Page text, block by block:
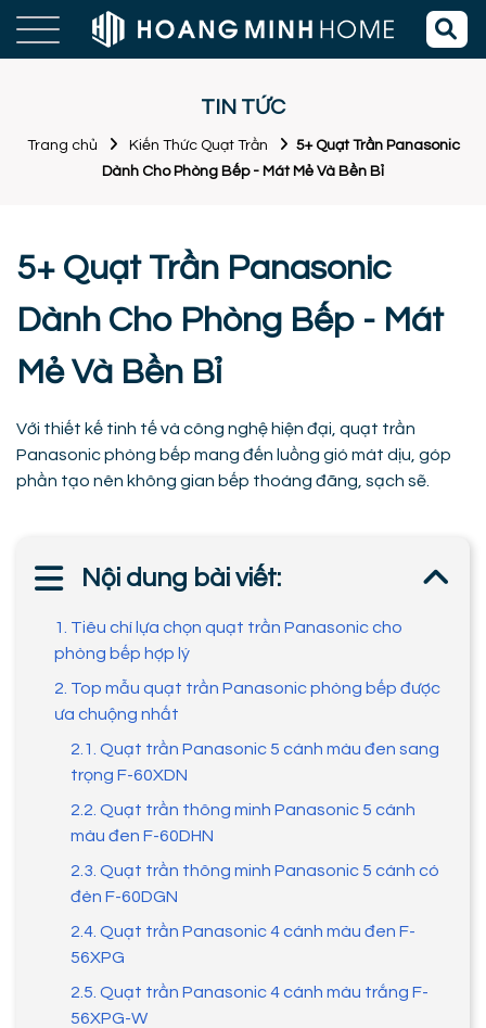
TIN TỨC
Trang chủ Kiến Thức Quạt Trần
5+ Quạt Trần Panasonic
Dành Cho Phòng Bếp - Mát Mẻ Và Bền Bỉ
5+ Quạt Trần Panasonic
Dành Cho Phòng Bếp - Mát
Mẻ Và Bền Bỉ
Với thiết kế tinh tế và công nghệ hiện đại, quạt trần
Panasonic phòng bếp mang đến luồng gió mát dịu, góp
phần tạo nên không gian bếp thoáng đãng, sạch sẽ.
Nội dung bài viết:
1. Tiêu chí lựa chọn quạt trần Panasonic cho
phòng bếp hợp lý
2. Top mẫu quạt trần Panasonic phòng bếp được
ưa chuộng nhất
2.1. Quạt trần Panasonic 5 cánh màu đen sang
trọng F-60XDN
2.2. Quạt trần thông minh Panasonic 5 cánh
màu đen F-60DHN
2.3. Quạt trần thông minh Panasonic 5 cánh có
đèn F-60DGN
2.4. Quạt trần Panasonic 4 cánh màu đen F-
56XPG
2.5. Quạt trần Panasonic 4 cánh màu trắng F-
56XPG-W